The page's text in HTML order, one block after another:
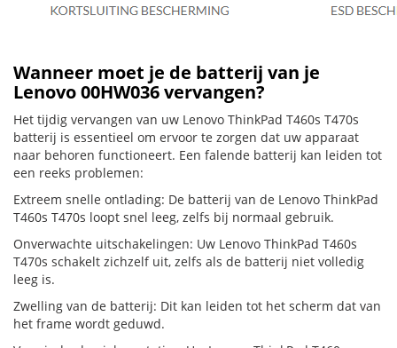
Wanneer moet je de batterij van je
Lenovo 00HW036 vervangen?
Het tijdig vervangen van uw Lenovo ThinkPad T460s T470s
batterij is essentieel om ervoor te zorgen dat uw apparaat
naar behoren functioneert. Een falende batterij kan leiden tot
een reeks problemen:
Extreem snelle ontlading: De batterij van de Lenovo ThinkPad
T460s T470s loopt snel leeg, zelfs bij normaal gebruik.
Onverwachte uitschakelingen: Uw Lenovo ThinkPad T460s
T470s schakelt zichzelf uit, zelfs als de batterij niet volledig
leeg is.
Zwelling van de batterij: Dit kan leiden tot het scherm dat van
het frame wordt geduwd.